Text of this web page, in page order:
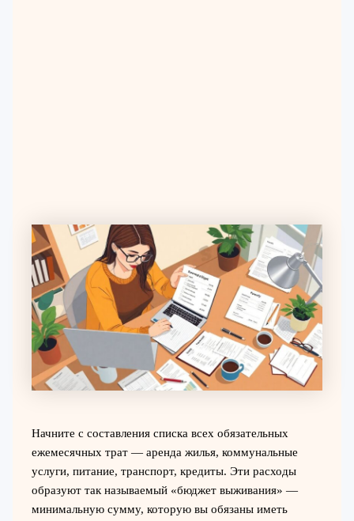
Начните с составления списка всех обязательных
ежемесячных трат — аренда жилья, коммунальные
услуги, питание, транспорт, кредиты. Эти расходы
образуют так называемый «бюджет выживания» —
минимальную сумму, которую вы обязаны иметь